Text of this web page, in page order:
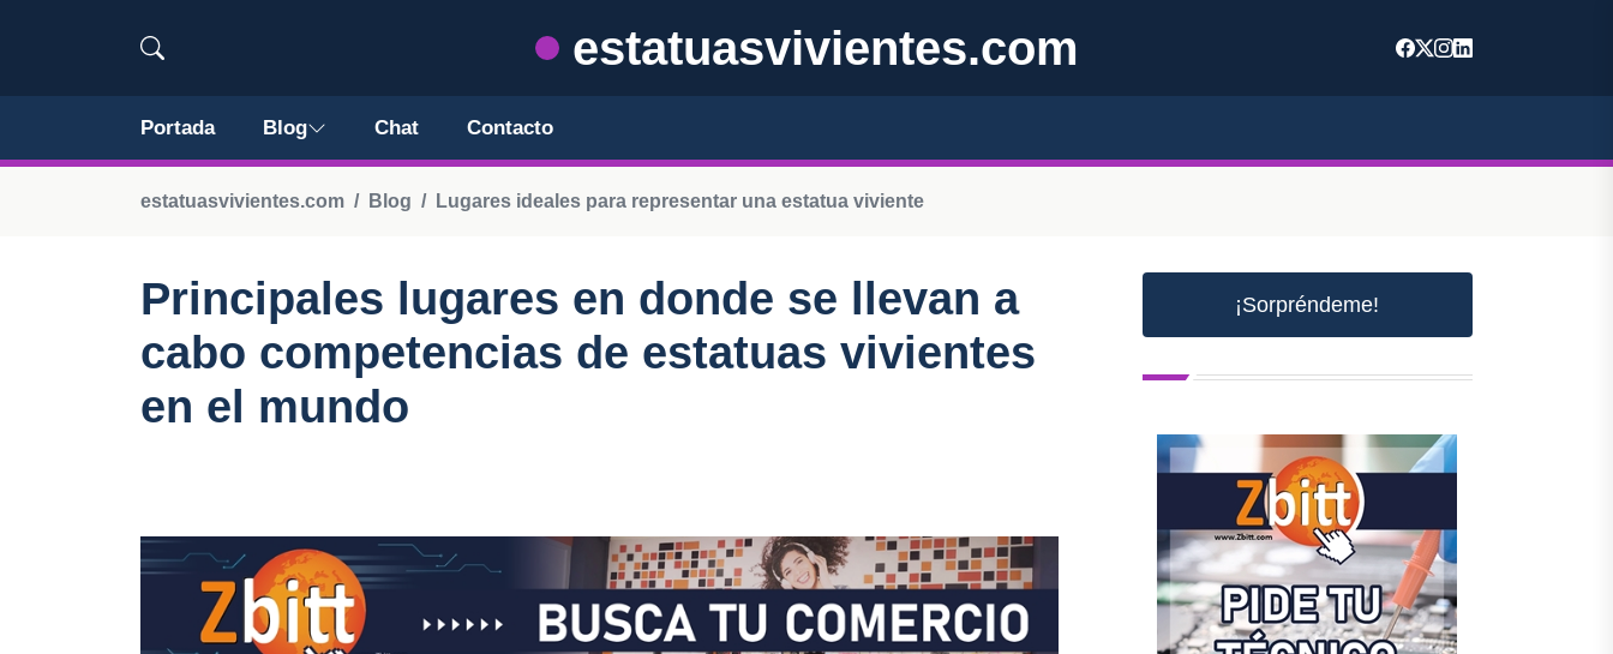
estatuasvivientes.com
Portada Blog Chat Contacto
estatuasvivientes.com Blog Lugares ideales para representar una estatua viviente
Principales lugares en donde se llevan a
cabo competencias de estatuas vivientes
en el mundo
¡Sorpréndeme!